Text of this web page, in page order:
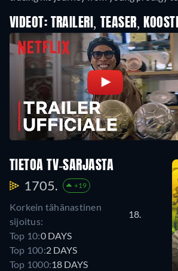
VIDEOT: TRAILERI, TEASER,
TIETOA TV-SARJASTA
1705. +19
Korkein tähänastinen
sijoitus:
18.
Top 10:0 DAYS
Top 100:2 DAYS
Top 1000:18 DAYS